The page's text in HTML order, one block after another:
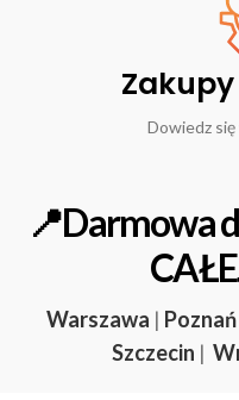
Dowiedz
📍Darmowa
Warszawa | Poznań
Szczecin |